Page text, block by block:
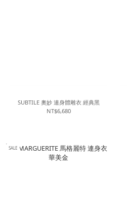
SUBTILE 奧妙 連身體雕衣 經典黑
NT$6,680
SALE